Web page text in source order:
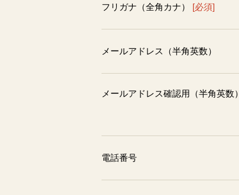
フリガナ（全角カナ） [必須]
メールアドレス（半角英数）
メールアドレス確認用（半角英数）
電話番号